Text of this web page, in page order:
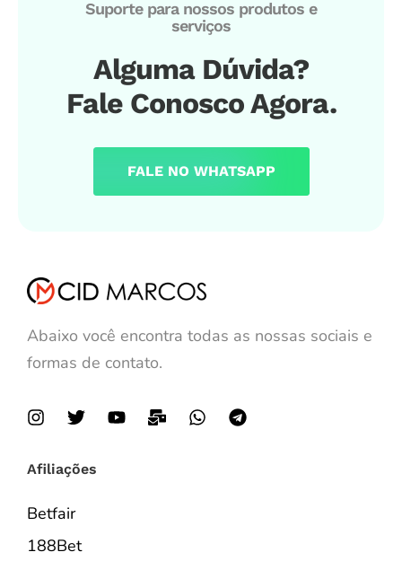
Suporte para nossos produtos e
serviços
Alguma Dúvida?
Fale Conosco Agora.
FALE NO WHATSAPP
Abaixo você encontra todas as nossas sociais e
formas de contato.
Afiliações
Betfair
188Bet